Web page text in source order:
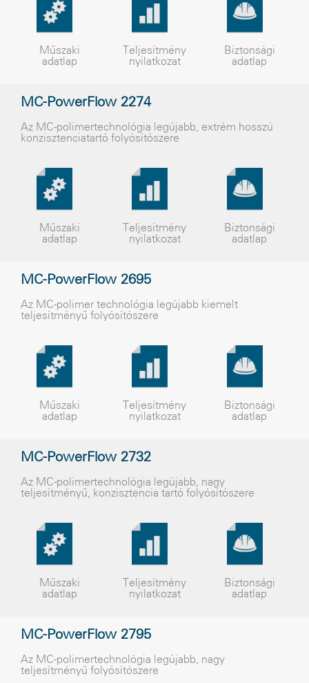
Műszaki
adatlap
Teljesítmény
nyilatkozat
Biztonsági
adatlap
MC-PowerFlow 2274
Az MC-polimertechnológia legújabb, extrém hosszú
konzisztenciatartó folyósítószere
Műszaki
adatlap
Teljesítmény
nyilatkozat
Biztonsági
adatlap
MC-PowerFlow 2695
Az MC-polimer technológia legújabb kiemelt
teljesítményű folyósítószere
Műszaki
adatlap
Teljesítmény
nyilatkozat
Biztonsági
adatlap
MC-PowerFlow 2732
Az MC-polimertechnológia legújabb, nagy
teljesítményű, konzisztencia tartó folyósítószere
Műszaki
adatlap
Teljesítmény
nyilatkozat
Biztonsági
adatlap
MC-PowerFlow 2795
Az MC-polimertechnológia legújabb, nagy
teljesítményű folyósítószere